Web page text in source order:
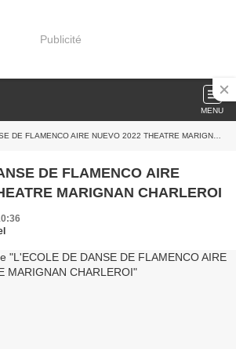
Publicité
MENU
FLAMENCO AIRE NUEVO 2022 THEATRE MARIGNAN CHARLEROI
DE FLAMENCO AIRE
NUEVO 2022 THEATRE MARIGNAN CHARLEROI